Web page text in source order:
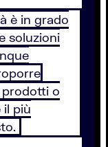
è in grado
soluzioni
prodotti o
il più